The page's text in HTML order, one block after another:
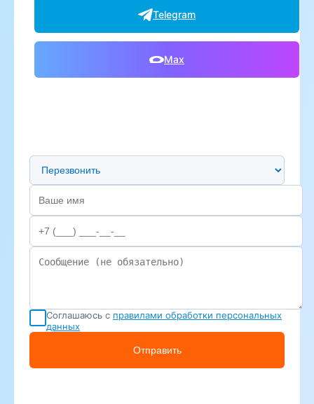
Telegram
Max
Предпочтительный способ связи
Соглашаюсь с правилами обработки персональных
данных
Отправить